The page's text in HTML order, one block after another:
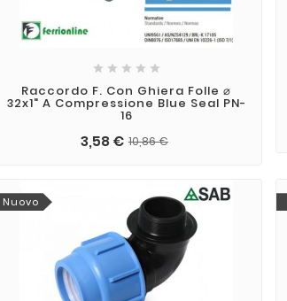
    
Raccordo F. Con Ghiera Folle ⌀
32x1" A Compressione Blue Seal PN-
16
3,58 € 10,86 €
Nuovo